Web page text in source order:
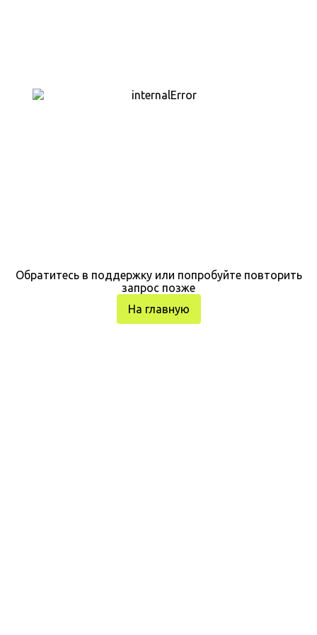
Обратитесь в поддержку или попробуйте повторить
запрос позже
На главную